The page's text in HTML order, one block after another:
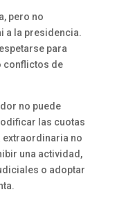
pero no
a la presidencia.
para
conflictos de
no puede
las cuotas
extraordinaria no
una actividad,
o adoptar